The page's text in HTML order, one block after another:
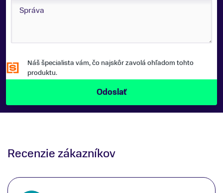
Náš špecialista vám, čo najskôr zavolá ohľadom tohto
produktu.
Recenzie zákazníkov